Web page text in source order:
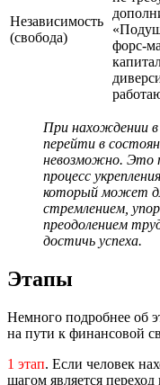
Независимость
(свобода)
форс-
При нахождении
перейти в
невозможно. Это
процесс
который может
стремлением,
преодолением
достичь успеха.
Этапы
Немного подробнее об
на пути к финансовой
1 этап. Если человек
шагом является